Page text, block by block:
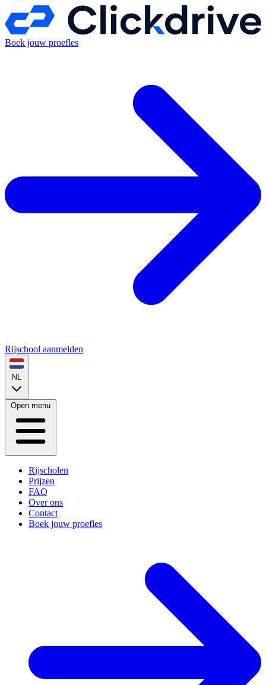
Boek jouw proefles
Rijschool aanmelden
NL
Open menu
Rijscholen
Prijzen
FAQ
Over ons
Contact
Boek jouw proefles